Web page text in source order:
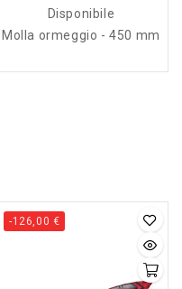
Disponibile
Molla ormeggio - 450 mm
-126,00 €